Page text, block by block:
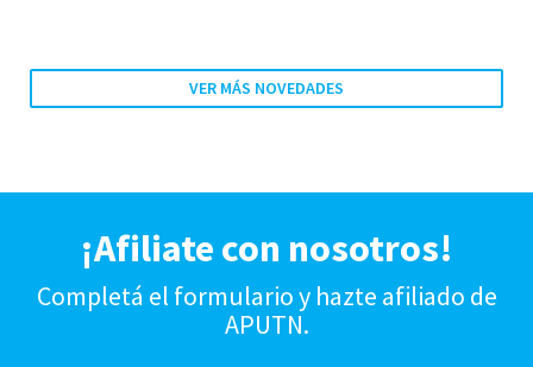
VER MÁS NOVEDADES
¡Afiliate con nosotros!
Completá el formulario y hazte afiliado de
APUTN.